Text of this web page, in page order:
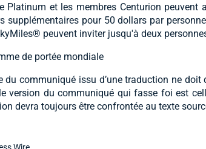
Platinum et les membres Centurion peuvent
supplémentaires pour 50 dollars par
peuvent inviter jusqu'à deux
de portée mondiale
du communiqué issu d’une traduction ne
version du communiqué qui fasse foi est
devra toujours être confrontée au texte